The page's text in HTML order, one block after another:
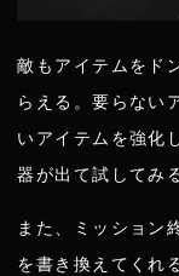
敵もアイテムをド
らえる。要らない
いアイテムを強化
器が出て試してみ
また、ミッション
を書き換えてくれ